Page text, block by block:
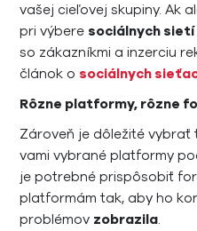
vašej cieľovej skupiny. Ak
pri výbere sociálnych sietí
so zákazníkmi a inzerciu
článok o sociálnych
Rôzne platformy, rôzne
Zároveň je dôležité vybrať
vami vybrané platformy
je potrebné prispôsobiť
platformám tak, aby ho
problémov zobrazila.